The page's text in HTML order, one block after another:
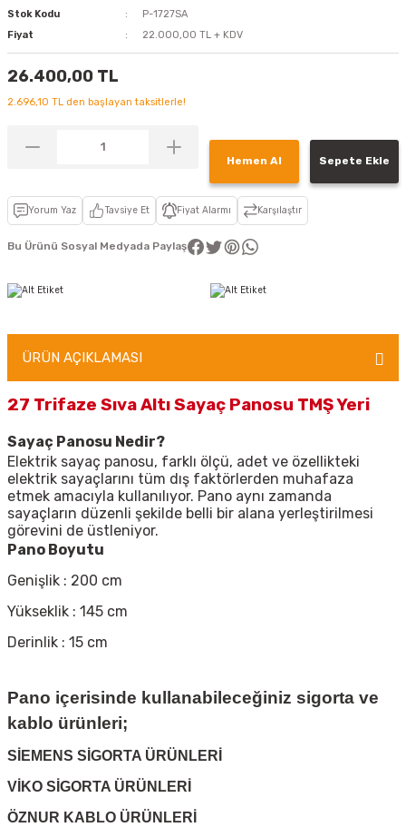
Stok Kodu
P-1727SA
Fiyat
22.000,00 TL + KDV
26.400,00 TL
2.696,10 TL den başlayan taksitlerle!
Hemen Al Sepete Ekle
Yorum Yaz Tavsiye Et Fiyat Alarmı Karşılaştır
Bu Ürünü Sosyal Medyada Paylaş
ÜRÜN AÇIKLAMASI
27 Trifaze Sıva Altı Sayaç Panosu TMŞ Yeri
Sayaç Panosu Nedir?
Elektrik sayaç panosu, farklı ölçü, adet ve özellikteki
elektrik sayaçlarını tüm dış faktörlerden muhafaza
etmek amacıyla kullanılıyor. Pano aynı zamanda
sayaçların düzenli şekilde belli bir alana yerleştirilmesi
görevini de üstleniyor.
Pano Boyutu
Genişlik : 200 cm
Yükseklik : 145 cm
Derinlik : 15 cm
Pano içerisinde kullanabileceğiniz sigorta ve
kablo ürünleri;
SİEMENS SİGORTA ÜRÜNLERİ
VİKO SİGORTA ÜRÜNLERİ
ÖZNUR KABLO ÜRÜNLERİ